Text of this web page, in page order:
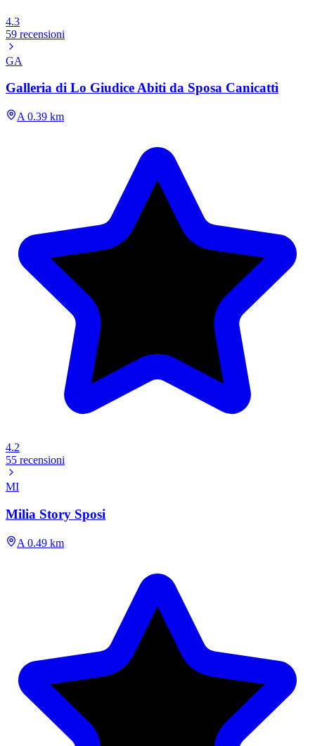
4.3
59 recensioni
GA
Galleria di Lo Giudice Abiti da Sposa Canicattì
A 0.39 km
4.2
55 recensioni
MI
Milia Story Sposi
A 0.49 km